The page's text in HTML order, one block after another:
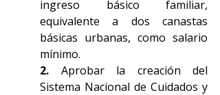
ingreso básico familiar,
equivalente a dos canastas
básicas urbanas, como salario
mínimo.
2. Aprobar la creación del
Sistema Nacional de Cuidados y